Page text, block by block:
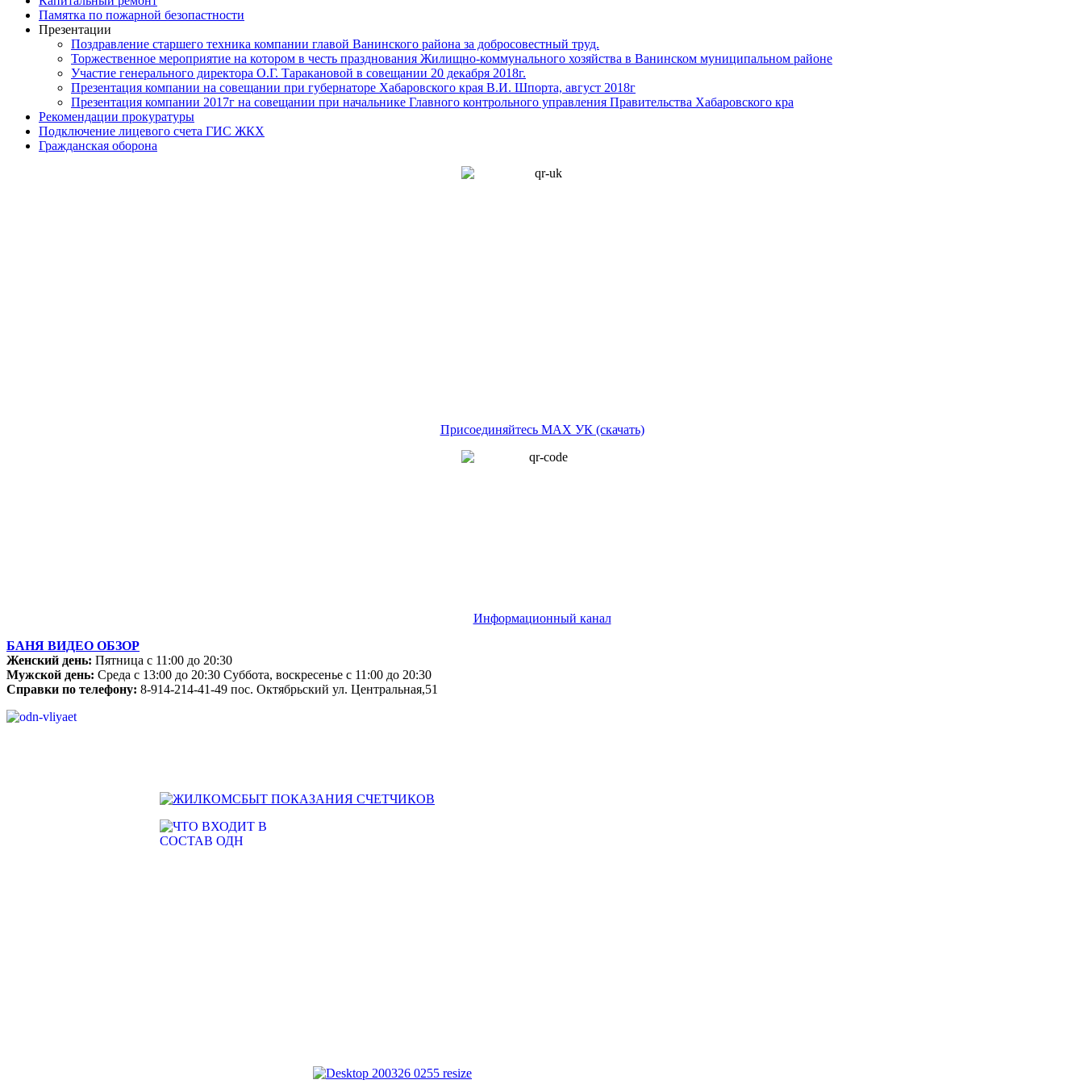
Памятка по пожарной безопастности
Презентации
Поздравление старшего техника компании главой Ванинского района за добросовестный труд.
Торжественное мероприятие на котором в честь празднования Жилищно-коммунального хозяйства в Ванинском муниципальном районе
Участие генерального директора О.Г. Таракановой в совещании 20 декабря 2018г.
Презентация компании на совещании при губернаторе Хабаровского края В.И. Шпорта, август 2018г
Презентация компании 2017г на совещании при начальнике Главного контрольного управления Правительства Хабаровского кра
Рекомендации прокуратуры
Подключение лицевого счета ГИС ЖКХ
Гражданская оборона
Присоединяйтесь MAX УК (скачать)
Информационный канал
БАНЯ ВИДЕО ОБЗОР
Женский день: Пятница с 11:00 до 20:30
Мужской день: Среда с 13:00 до 20:30 Суббота, воскресенье с 11:00 до 20:30
Справки по телефону: 8-914-214-41-49 пос. Октябрьский ул. Центральная,51